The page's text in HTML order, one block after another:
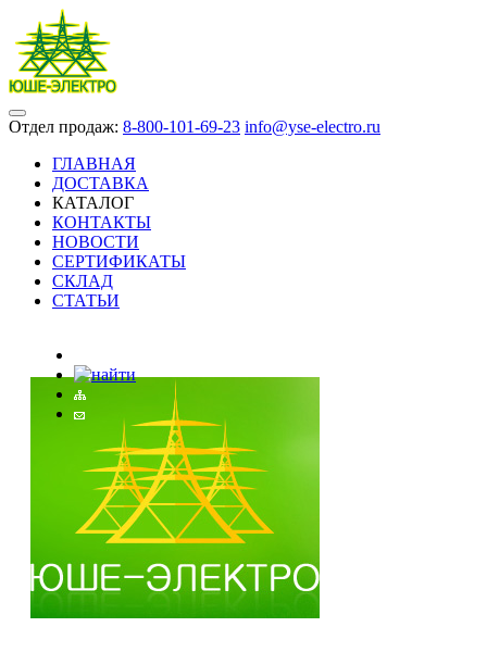
Отдел продаж: 8-800-101-69-23 info@yse-electro.ru
ГЛАВНАЯ
ДОСТАВКА
КАТАЛОГ
КОНТАКТЫ
НОВОСТИ
СЕРТИФИКАТЫ
СКЛАД
СТАТЬИ